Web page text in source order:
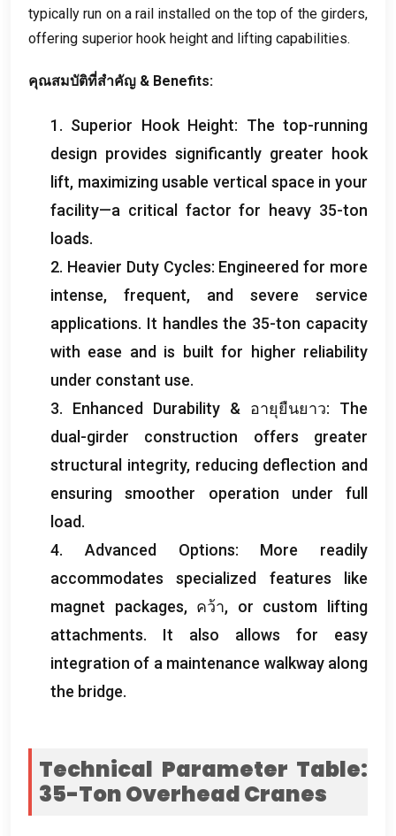
typically run on a rail installed on the top of the girders,
offering superior hook height and lifting capabilities.
คุณสมบัติที่สำคัญ & Benefits:
1. Superior Hook Height: The top-running
design provides significantly greater hook
lift, maximizing usable vertical space in your
facility—a critical factor for heavy 35-ton
loads.
2. Heavier Duty Cycles: Engineered for more
intense, frequent, and severe service
applications. It handles the 35-ton capacity
with ease and is built for higher reliability
under constant use.
3. Enhanced Durability & อายุยืนยาว: The
dual-girder construction offers greater
structural integrity, reducing deflection and
ensuring smoother operation under full
load.
4. Advanced Options: More readily
accommodates specialized features like
magnet packages, คว้า, or custom lifting
attachments. It also allows for easy
integration of a maintenance walkway along
the bridge.
Technical Parameter Table:
35-Ton Overhead Cranes